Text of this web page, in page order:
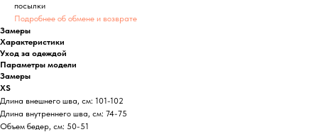
посылки
Подробнее об обмене и возврате
Замеры
Характеристики
Уход за одеждой
Параметры модели
Замеры
XS
Длина внешнего шва, см: 101-102
Длина внутреннего шва, см: 74-75
Объем бедер, см: 50-51